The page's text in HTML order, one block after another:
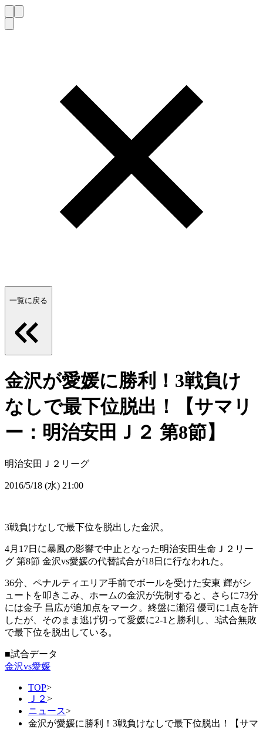
一覧に戻る
金沢が愛媛に勝利！3戦負け
なしで最下位脱出！【サマリ
ー：明治安田Ｊ２ 第8節】
明治安田Ｊ２リーグ
2016/5/18 (水) 21:00
3戦負けなしで最下位を脱出した金沢。
4月17日に暴風の影響で中止となった明治安田生命Ｊ２リー
グ 第8節 金沢vs愛媛の代替試合が18日に行なわれた。
36分、ペナルティエリア手前でボールを受けた安東 輝がシ
ュートを叩きこみ、ホームの金沢が先制すると、さらに73分
には金子 昌広が追加点をマーク。終盤に瀬沼 優司に1点を許
したが、そのまま逃げ切って愛媛に2-1と勝利し、3試合無敗
で最下位を脱出している。
■試合データ
金沢vs愛媛
TOP>
Ｊ２ >
ニュース>
金沢が愛媛に勝利！3戦負けなしで最下位脱出！【サマ